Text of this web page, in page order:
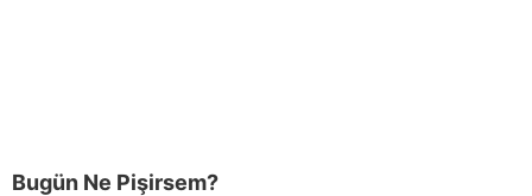
Bugün Ne Pişirsem?